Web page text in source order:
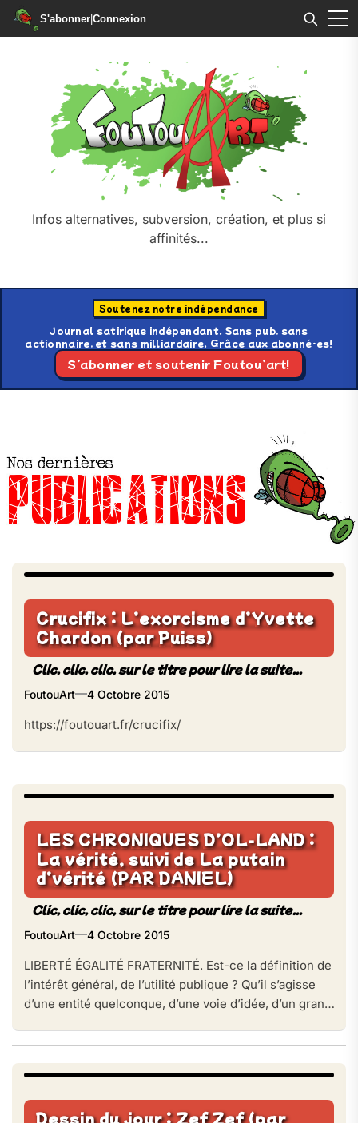
S'abonner|Connexion
Infos alternatives, subversion, création, et plus si
affinités...
Soutenez notre indépendance
Journal satirique indépendant. Sans pub, sans
actionnaire, et sans milliardaire. Grâce aux abonné·es!
S’abonner et soutenir Foutou’art!
Crucifix : L’exorcisme d’Yvette
Chardon (par Puiss)
FoutouArt 4 Octobre 2015
https://foutouart.fr/crucifix/
LES CHRONIQUES D’OL-LAND :
La vérité, suivi de La putain
d’vérité (PAR DANIEL)
FoutouArt 4 Octobre 2015
LIBERTÉ ÉGALITÉ FRATERNITÉ. Est-ce la définition de
l’intérêt général, de l’utilité publique ? Qu’il s’agisse
d’une entité quelconque, d’une voie d’idée, d’un grand
Dessin du jour : Zef Zef (par